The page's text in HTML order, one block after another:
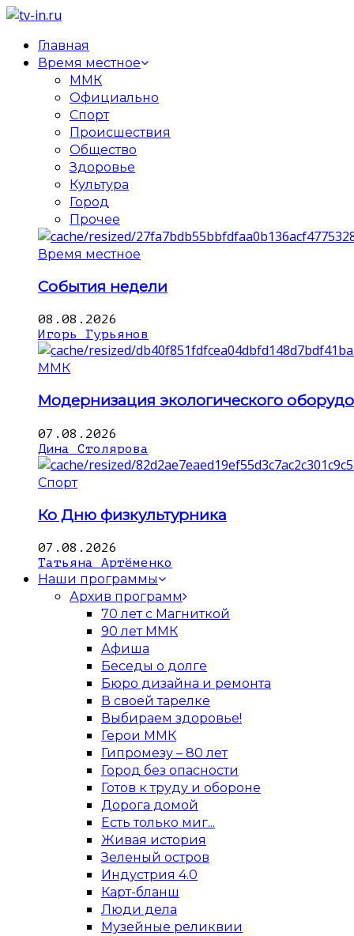
Главная
Время местное
ММК
Официально
Спорт
Происшествия
Общество
Здоровье
Культура
Город
Прочее
Время местное
События недели
08.08.2026
Игорь Гурьянов
ММК
Модернизация экологического
07.08.2026
Дина Столярова
Спорт
Ко Дню физкультурника
07.08.2026
Татьяна Артёменко
Наши программы
Архив программ
70 лет с Магниткой
90 лет ММК
Афиша
Беседы о долге
Бюро дизайна и ремонта
В своей тарелке
Выбираем здоровье!
Герои ММК
Гипромезу – 80 лет
Город без опасности
Готов к труду и обороне
Дорога домой
Есть только миг...
Живая история
Зеленый остров
Индустрия 4.0
Карт-бланш
Люди дела
Музейные реликвии